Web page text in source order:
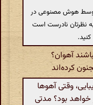
توسط هوش مصنوعی در
نظرتان نادرست است
کنید.
آهوان؟
کرده‌اند
وقتی آهوها
خواهد بود؟ مدتی